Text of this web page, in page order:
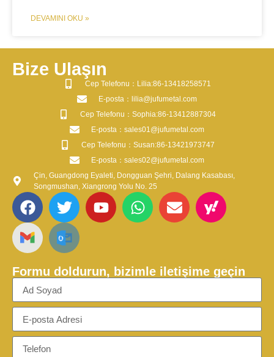
DEVAMINI OKU »
Bize Ulaşın
​Cep Telefonu：Lilia:86-13418258571
​E-posta​：lilia@jufumetal.com
​Cep Telefonu：Sophia:86-13412887304
​E-posta​：sales01@jufumetal.com
​Cep Telefonu：Susan:86-13421973747
​E-posta​：sales02@jufumetal.com
Çin, Guangdong Eyaleti, Dongguan Şehri, Dalang Kasabası,
Songmushan, Xiangrong Yolu No. 25
Formu doldurun, bizimle iletişime geçin